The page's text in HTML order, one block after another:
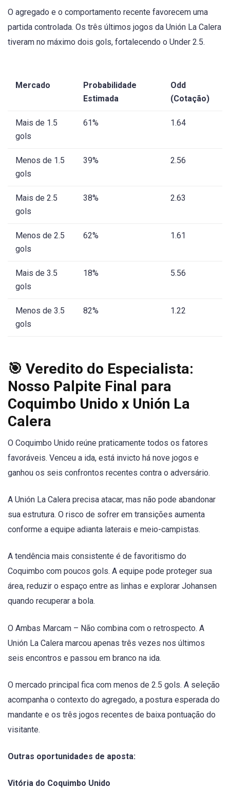
O agregado e o comportamento recente favorecem uma
partida controlada. Os três últimos jogos da Unión La Calera
tiveram no máximo dois gols, fortalecendo o Under 2.5.
Mercado
Probabilidade
Estimada
Odd
(Cotação)
Mais de 1.5
gols
61% 1.64
Menos de 1.5
gols
39% 2.56
Mais de 2.5
gols
38% 2.63
Menos de 2.5
gols
62% 1.61
Mais de 3.5
gols
18% 5.56
Menos de 3.5
gols
82% 1.22
🎯 Veredito do Especialista:
Nosso Palpite Final para
Coquimbo Unido x Unión La
Calera
O Coquimbo Unido reúne praticamente todos os fatores
favoráveis. Venceu a ida, está invicto há nove jogos e
ganhou os seis confrontos recentes contra o adversário.
A Unión La Calera precisa atacar, mas não pode abandonar
sua estrutura. O risco de sofrer em transições aumenta
conforme a equipe adianta laterais e meio-campistas.
A tendência mais consistente é de favoritismo do
Coquimbo com poucos gols. A equipe pode proteger sua
área, reduzir o espaço entre as linhas e explorar Johansen
quando recuperar a bola.
O Ambas Marcam – Não combina com o retrospecto. A
Unión La Calera marcou apenas três vezes nos últimos
seis encontros e passou em branco na ida.
O mercado principal fica com menos de 2.5 gols. A seleção
acompanha o contexto do agregado, a postura esperada do
mandante e os três jogos recentes de baixa pontuação do
visitante.
Outras oportunidades de aposta:
Vitória do Coquimbo Unido